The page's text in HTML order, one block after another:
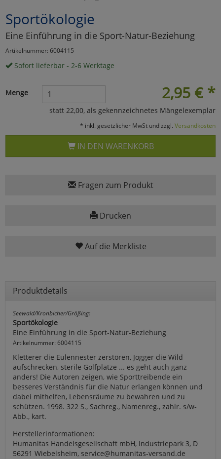
Sportökologie
Eine Einführung in die Sport-Natur-Beziehung
Artikelnummer: 6004115
Sofort lieferbar - 2-6 Werktage
2,95 € *
Menge
statt 22,00, als gekennzeichnetes Mängelexemplar
* inkl. gesetzlicher MwSt und zzgl. Versandkosten
IN DEN WARENKORB
Fragen zum Produkt
Drucken
Auf die Merkliste
Produktdetails
Seewald/Kronbicher/Größing:
Sportökologie
Eine Einführung in die Sport-Natur-Beziehung
Artikelnummer: 6004115
Kletterer die Eulennester zerstören, Jogger die Wild
aufschrecken, sterile Golfplätze ... es geht auch ganz
anders! Die Autoren zeigen, wie Sporttreibende ein
besseres Verständnis für die Natur erlangen können und
dabei mithelfen, Lebensräume zu bewahren und zu
schützen. 1998. 322 S., Sachreg., Namenreg., zahlr. s/w-
Abb., kart.
Herstellerinformationen:
Humanitas Handelsgesellschaft mbH, Industriepark 3, D
56291 Wiebelsheim, service@humanitas-versand.de
Marketing
Umfragetools
Alle Akzeptieren
Cookies
Einstellungen speichern
zurückzu Haupptseite